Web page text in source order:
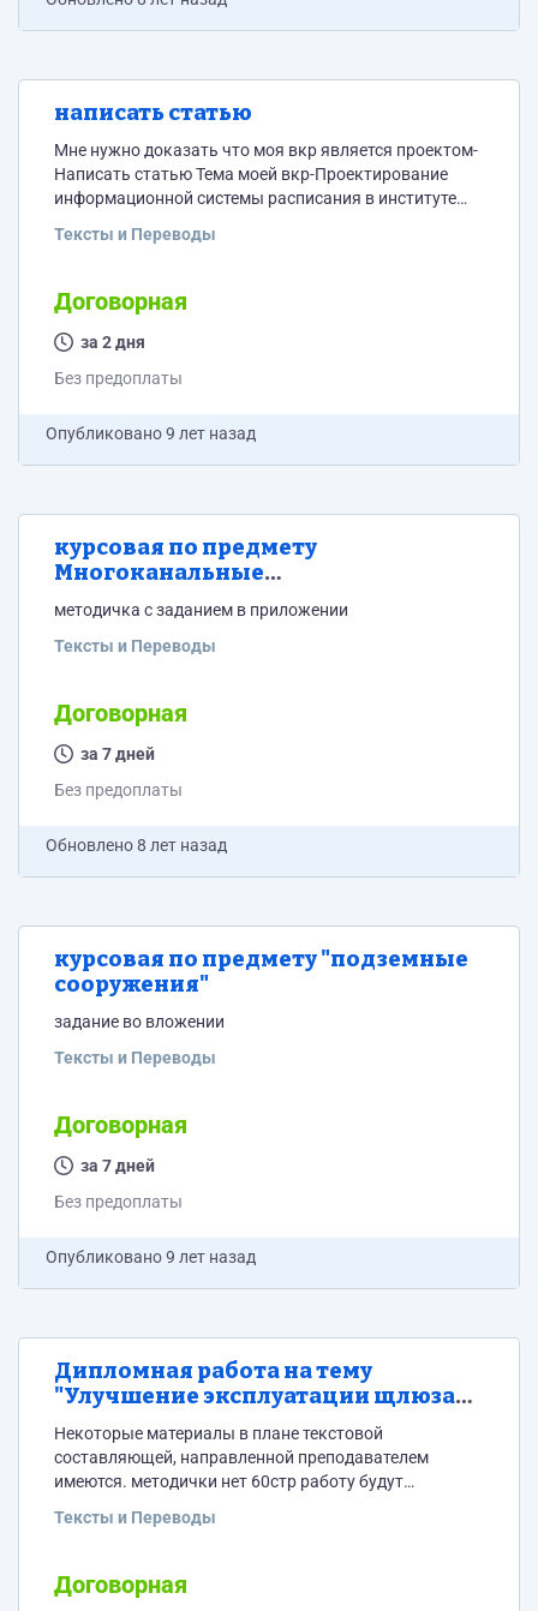
написать статью
Мне нужно доказать что моя вкр является проектом-
Написать статью Тема моей вкр-Проектирование
информационной системы расписания в институте
Применив одну из методологий ниже есть ссылки
http://www.fostas.ru/library/show_article.php?id=4
https://proektoved.com/metody/pmbok.html
http://www.isopm.ru/metodicheskie_osnovy/gosts/
Тексты и Переводы
Договорная
за 2 дня
Без предоплаты
Опубликовано9 лет назад
курсовая по предмету
Многоканальные
методичка с заданием в приложении
Тексты и Переводы
Договорная
за 7 дней
Без предоплаты
Обновлено8 лет назад
курсовая по предмету "подземные
сооружения"
задание во вложении
Тексты и Переводы
Договорная
за 7 дней
Без предоплаты
Опубликовано9 лет назад
Дипломная работа на тему
"Улучшение эксплуатации щлюза
№1 Вытегорского гидроузла ВБК"
(Волго-Балтийского канала"
Некоторые материалы в плане текстовой
составляющей, направленной преподавателем
имеются. методички нет 60стр работу будут
будет обеспечен
Тексты и Переводы
Договорная